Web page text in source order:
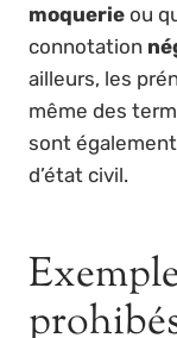
moquerie ou
connotation
ailleurs, les
même des
sont également
d’état civil.